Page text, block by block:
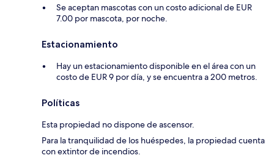
Se aceptan mascotas con un costo adicional de EUR
7.00 por mascota, por noche.
Estacionamiento
Hay un estacionamiento disponible en el área con un
costo de EUR 9 por día, y se encuentra a 200 metros.
Políticas
Esta propiedad no dispone de ascensor.
Para la tranquilidad de los huéspedes, la propiedad cuenta
con extintor de incendios.